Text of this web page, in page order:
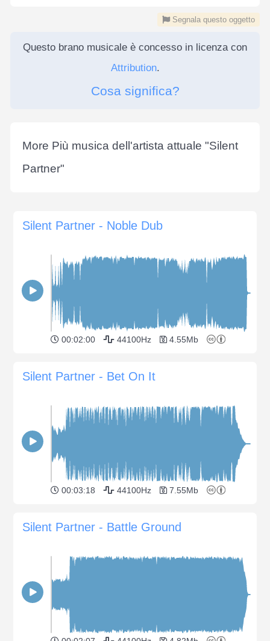
Segnala questo oggetto
Questo brano musicale è concesso in licenza con
Attribution.
Cosa significa?
More Più musica dell'artista attuale "Silent
Partner"
Silent Partner - Noble Dub
00:02:00 44100Hz 4.55Mb
Silent Partner - Bet On It
00:03:18 44100Hz 7.55Mb
Silent Partner - Battle Ground